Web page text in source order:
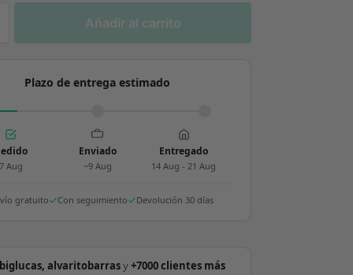
Añadir al carrito
Plazo de entrega estimado
Aug
Enviado
~9 Aug
Entregado
14 Aug - 21 Aug
gratuito Con seguimiento Devolución 30 días
biglucas, alvaritobarrasy+7000 clientes más